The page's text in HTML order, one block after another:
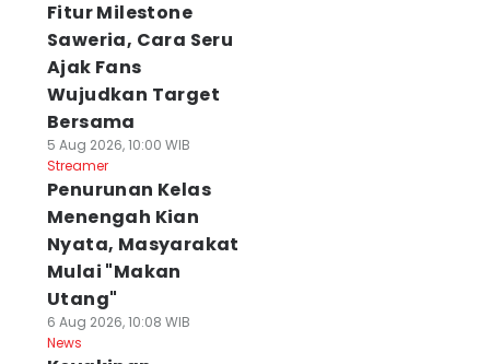
Fitur Milestone
Saweria, Cara Seru
Ajak Fans
Wujudkan Target
Bersama
5 Aug 2026, 10:00 WIB
Streamer
Penurunan Kelas
Menengah Kian
Nyata, Masyarakat
Mulai "Makan
Utang"
6 Aug 2026, 10:08 WIB
News